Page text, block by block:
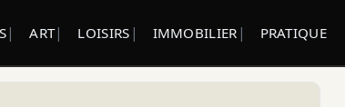
ART LOISIRS IMMOBILIER PRATIQUE